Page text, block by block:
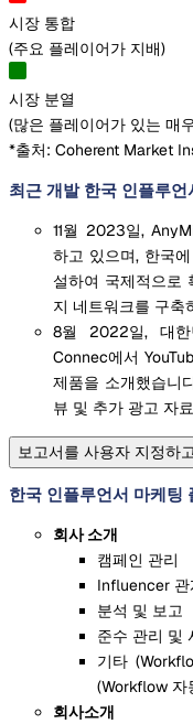
시장 통합
(주요 플레이어가 지배)
시장 분열
(많은 플레이어가 있는 매
*출처: Coherent Market
최근 개발 한국 인플루
11월 2023일,
하고 있으며, 한국
설하여 국제적으로
지 네트워크를 구축
8월 2022일, 대한
Connec에서
제품을 소개했습니
뷰 및 추가 광고 자
보고서를 사용자 지정하
한국 인플루언서 마케팅
회사 소개
캠페인 관리
Influencer 관
분석 및 보고
준수 관리 및
기타
(Workflow 자
회사소개